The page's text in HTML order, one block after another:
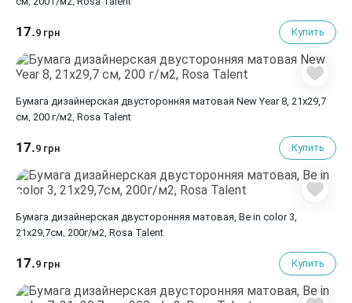
17.9 грн Купить
Бумага дизайнерская двусторонняя матовая New Year 8, 21х29,7
см, 200 г/м2, Rosa Talent
17.9 грн Купить
Бумага дизайнерская двусторонняя матовая, Be in color 3,
21х29,7см, 200г/м2, Rosa Talent
17.9 грн Купить